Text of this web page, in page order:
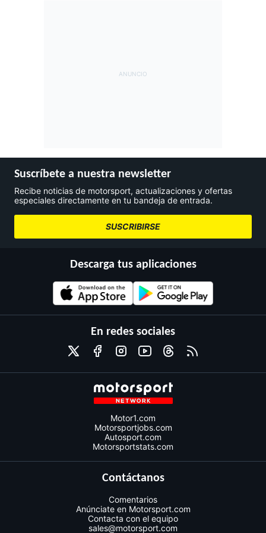
Suscríbete a nuestra newsletter
Recibe noticias de motorsport, actualizaciones y ofertas
especiales directamente en tu bandeja de entrada.
SUSCRIBIRSE
Descarga tus aplicaciones
En redes sociales
Motor1.com
Motorsportjobs.com
Autosport.com
Motorsportstats.com
Contáctanos
Comentarios
Anúnciate en Motorsport.com
Contacta con el equipo
sales@motorsport.com